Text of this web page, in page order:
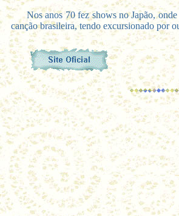
Nos anos 70 fez shows no Japão,
canção brasileira, tendo excursionado por